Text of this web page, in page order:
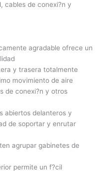
cables de conexi?n y
agradable ofrece un
y trasera totalmente
movimiento de aire
de conexi?n y otros
abiertos delanteros y
de soportar y enrutar
agrupar gabinetes de
permite un f?cil